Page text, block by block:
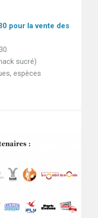
pour la vente des
sucré)
espèces